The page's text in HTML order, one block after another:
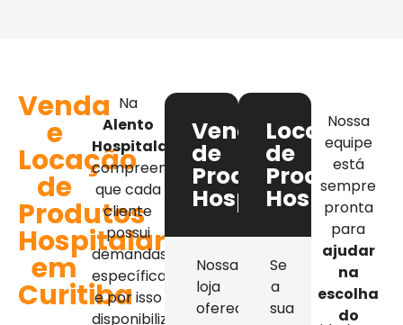
Venda
e
Locação
de
Produtos
Hospitalares
em
Curitiba
Na
Alento
Hospitalar
compreendemos
que cada
cliente
possui
demandas
específicas,
e por isso
disponibilizamos
Venda
de
Produtos
Hospitalares
Nossa
loja
oferece
Locação
de
Produtos
Se
a
sua
Nossa
equipe
está
sempre
pronta
para
ajudar
na
escolha
do